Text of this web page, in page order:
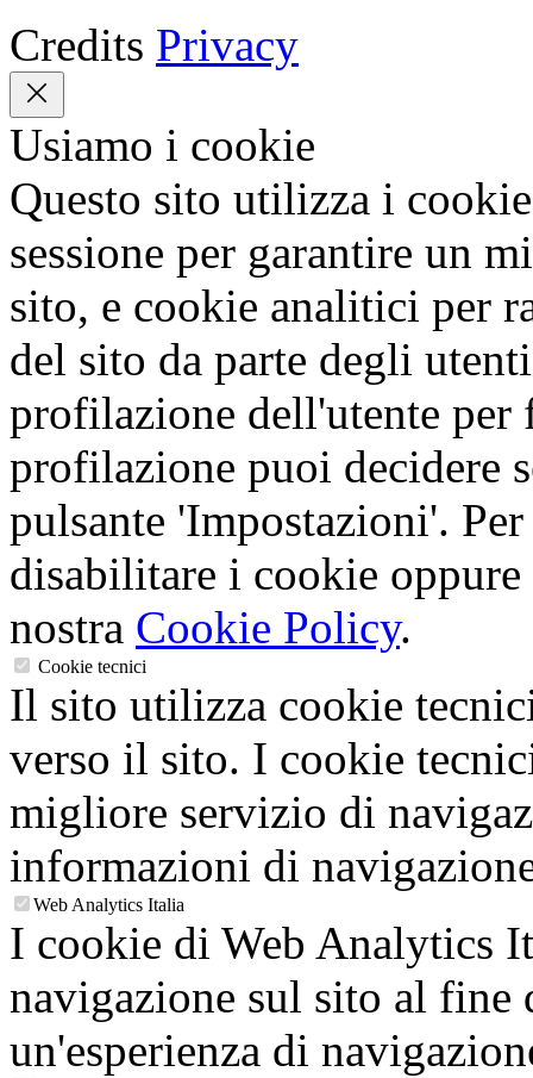
Credits Privacy
Usiamo i cookie
Questo sito utilizza i
sessione per garantire un
sito, e cookie analitici per
del sito da parte degli
profilazione dell'utente
profilazione puoi decidere
pulsante 'Impostazioni'.
disabilitare i cookie
nostra Cookie Policy.
Cookie tecnici
Il sito utilizza cookie
verso il sito. I cookie
migliore servizio di
informazioni di
Web Analytics Italia
I cookie di Web Analytics
navigazione sul sito al
un'esperienza di